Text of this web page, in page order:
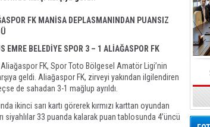
FK MANİSA DEPLASMANINDAN PUANSIZ
EMRE BELEDİYE SPOR 3 – 1 ALİAĞASPOR FK
FK, Spor Toto Bölgesel Amatör Ligi’nin
geldi. Aliağaspor FK, zirveyi yakından ilgilendiren
de sahadan 3-1 mağlup ayrıldı.
ikinci sarı kartı görerek kırmızı karttan oyundan
siyahlılar 33 puanda kalarak puan tablosunda 4’üncü